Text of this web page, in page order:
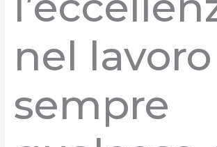
nel
sempre